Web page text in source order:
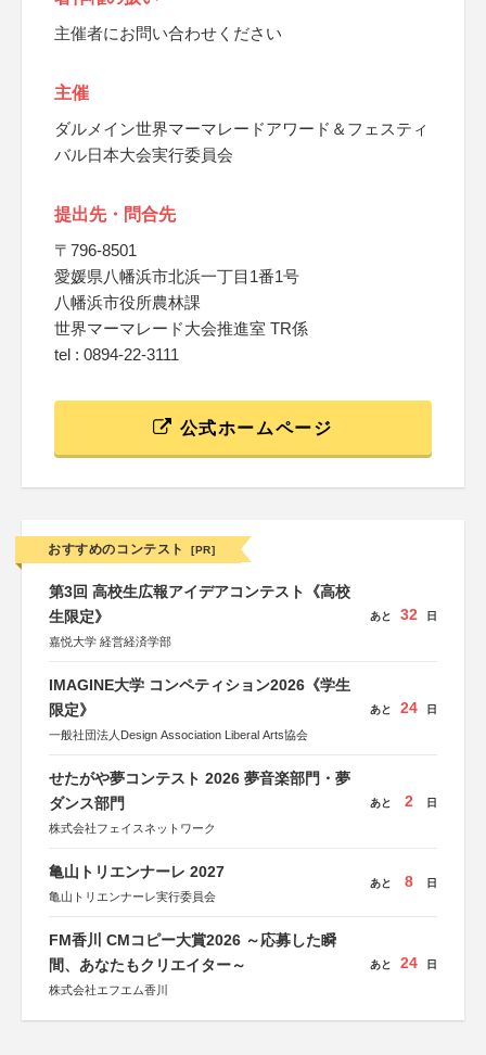
主催者にお問い合わせください
主催
ダルメイン世界マーマレードアワード＆フェスティ
バル日本大会実行委員会
提出先・問合先
〒796-8501
愛媛県八幡浜市北浜一丁目1番1号
八幡浜市役所農林課
世界マーマレード大会推進室 TR係
tel : 0894-22-3111
公式ホームページ
おすすめのコンテスト [PR]
第3回 高校生広報アイデアコンテスト《高校
生限定》
嘉悦大学 経営経済学部
あと 32 日
IMAGINE大学 コンペティション2026《学生
限定》
一般社団法人Design Association Liberal Arts協会
あと 24 日
せたがや夢コンテスト 2026 夢音楽部門・夢
ダンス部門
株式会社フェイスネットワーク
あと 2 日
亀山トリエンナーレ 2027
亀山トリエンナーレ実行委員会
あと 8 日
FM香川 CMコピー大賞2026 ～応募した瞬
間、あなたもクリエイター～
株式会社エフエム香川
あと 24 日